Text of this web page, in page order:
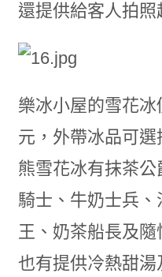
還提供給客人拍照
樂冰小屋的雪花
元，外帶冰品可
熊雪花冰有抹茶
騎士、牛奶士兵
王、奶茶船長及
也有提供冷熱甜